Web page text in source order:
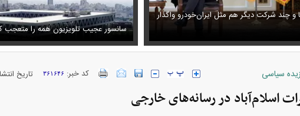
و چند شرکت دیگر هم مثل ایران‌خودرو واگذار
حمله خلبانان ایرانی به پایگاه آمریکا بدون GPS نوه ناصرالدین شاه در لباس دامادی سانسور عجیب تلویزیون همه را متعجب
سیاسی کد خبر: ۳۶۱۶۴۶ تاریخ انتشار: ۱۳:۴۹ - ۰۶
اسلام‌آباد در رسانه‌های خارجی
+ جدول قیمت خودرو‌های ایران خودرو + جدول